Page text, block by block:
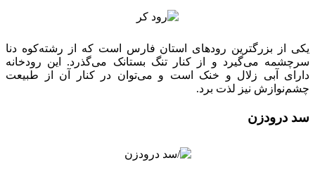
یکی از بزرگترین رودهای استان فارس است که از رشته‌کوه دنا
سرچشمه می‌گیرد و از کنار تنگ بستانک می‌گذرد. این رودخانه
دارای آبی زلال و خنک است و می‌توان در کنار آن از طبیعت
چشم‌نوازش نیز لذت برد.
سد درودزن